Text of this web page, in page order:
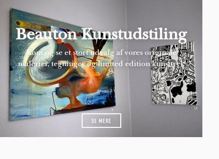
Beauton Kunstudstiling
Kom og se et stort udvalg af vores originale
malerier, tegninger og limited edition kunsttryk
SE MERE